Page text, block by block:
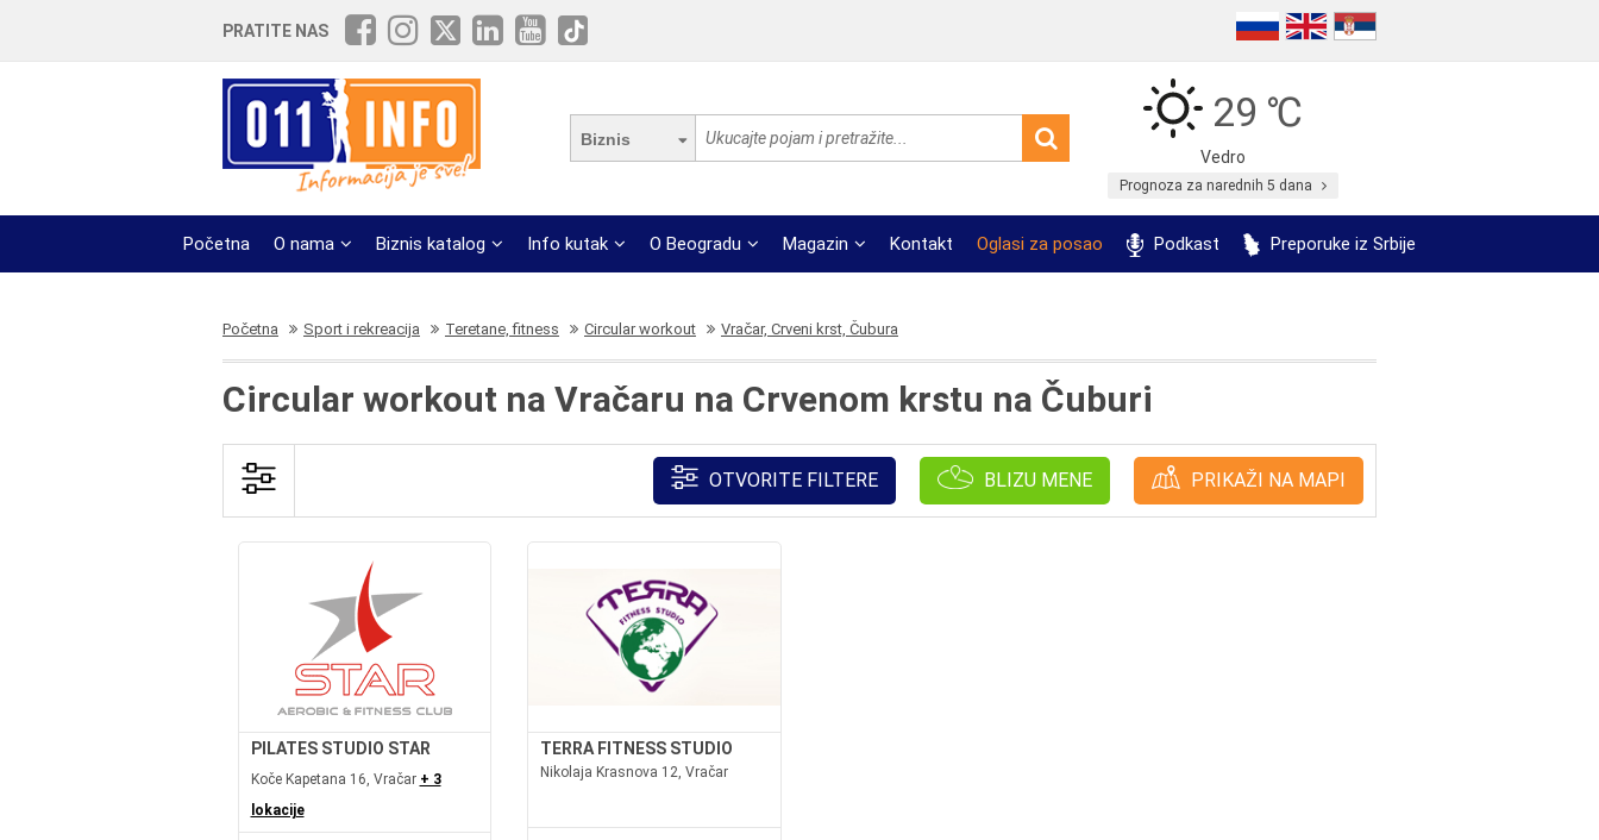
PRATITE NAS
Biznis
29 ℃
Vedro
Prognoza za narednih 5 dana
Početna O nama Biznis katalog Info kutak O Beogradu Magazin Kontakt Oglasi za posao Podkast Preporuke iz Srbije
Početna Sport i rekreacija Teretane, fitness Circular workout Vračar, Crveni krst, Čubura
Circular workout na Vračaru na Crvenom krstu na Čuburi
OTVORITE FILTERE BLIZU MENE PRIKAŽI NA MAPI
PILATES STUDIO STAR
Koče Kapetana 16, Vračar + 3
lokacije
TERRA FITNESS STUDIO
Nikolaja Krasnova 12, Vračar